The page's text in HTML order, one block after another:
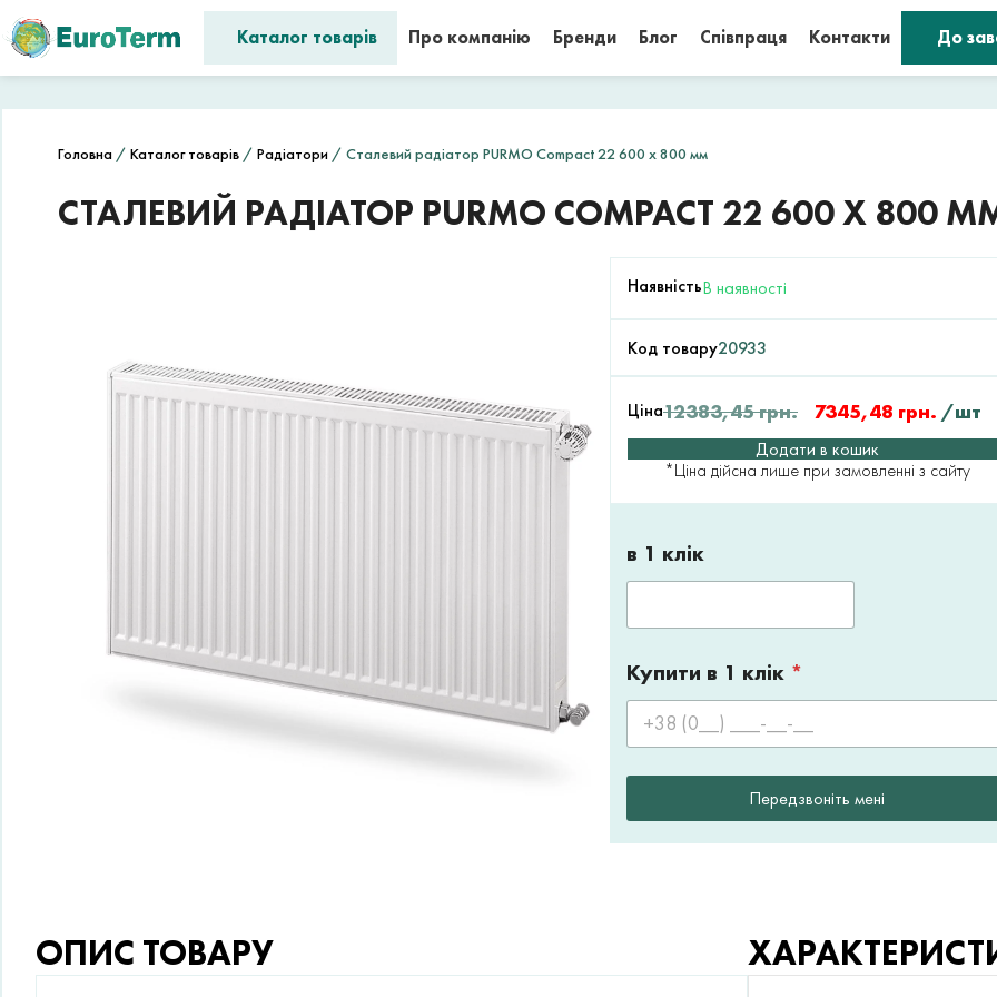
Каталог товарів Про компанію Бренди Блог Співпраця Контакти До
Головна / Каталог товарів / Радіатори / Сталевий радіатор PURMO Compact 22 600 x 800 мм
СТАЛЕВИЙ РАДІАТОР PURMO COMPACT 22 600 X 800
НаявністьВ наявності
Код товару20933
Ціна12383,45грн. 7345,48 грн. /шт
Додати в кошик
*Ціна дійсна лише при замовленні з сайту
в 1 клік
Купити в 1 клік *
Передзвоніть мені
ОПИС ТОВАРУ